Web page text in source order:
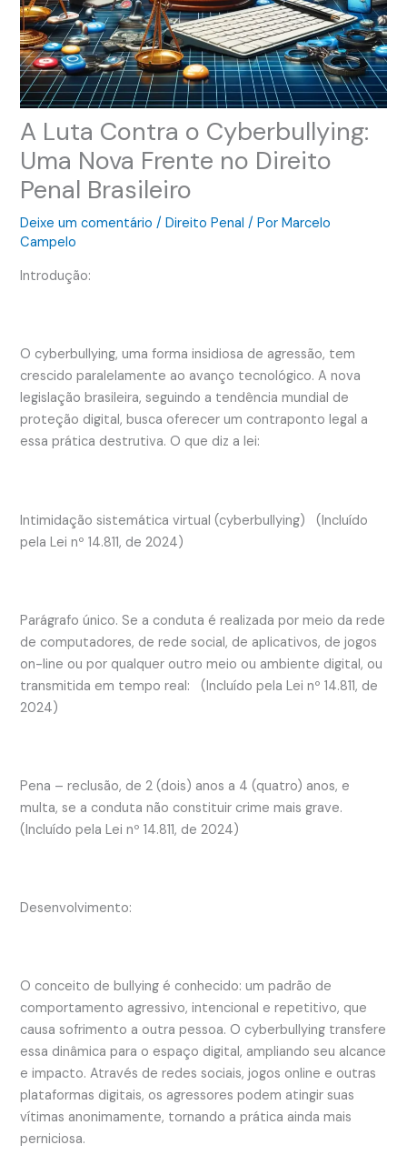
A Luta Contra o Cyberbullying:
Uma Nova Frente no Direito
Penal Brasileiro
Deixe um comentário /Direito Penal / PorMarcelo
Campelo
Introdução:
O cyberbullying, uma forma insidiosa de agressão, tem
crescido paralelamente ao avanço tecnológico. A nova
legislação brasileira, seguindo a tendência mundial de
proteção digital, busca oferecer um contraponto legal a
essa prática destrutiva. O que diz a lei:
Intimidação sistemática virtual (cyberbullying) (Incluído
pela Lei nº 14.811, de 2024)
Parágrafo único. Se a conduta é realizada por meio da rede
de computadores, de rede social, de aplicativos, de jogos
on-line ou por qualquer outro meio ou ambiente digital, ou
transmitida em tempo real: (Incluído pela Lei nº 14.811, de
2024)
Pena – reclusão, de 2 (dois) anos a 4 (quatro) anos, e
multa, se a conduta não constituir crime mais grave.
(Incluído pela Lei nº 14.811, de 2024)
Desenvolvimento:
O conceito de bullying é conhecido: um padrão de
comportamento agressivo, intencional e repetitivo, que
causa sofrimento a outra pessoa. O cyberbullying transfere
essa dinâmica para o espaço digital, ampliando seu alcance
e impacto. Através de redes sociais, jogos online e outras
plataformas digitais, os agressores podem atingir suas
vítimas anonimamente, tornando a prática ainda mais
perniciosa.